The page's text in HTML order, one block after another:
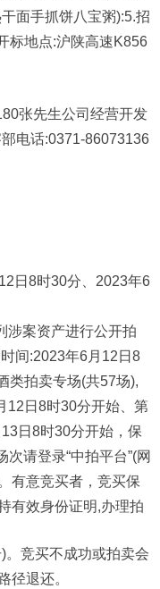
面手抓饼八宝粥):5.招
标地点:沪陕高速K856
张先生公司经营开发
电话:0371-86073136
日8时30分、2023年6
涉案资产进行公开拍
间:2023年6月12日8
类拍卖专场(共57场),
12日8时30分开始、第
日8时30分开始，保
请登录“中拍平台”(网
有意竞买者，竞买保
有效身份证明,办理拍
。竞买不成功或拍卖会
径退还。